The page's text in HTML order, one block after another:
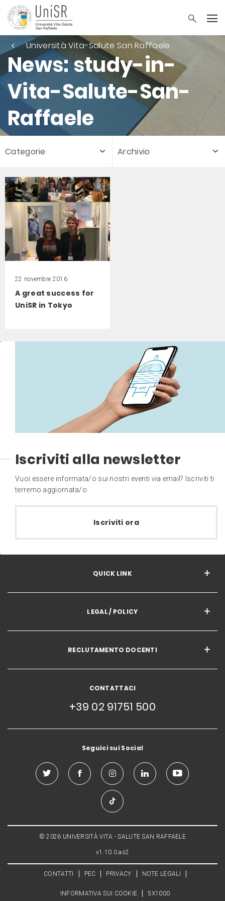
Università Vita-Salute San Raffaele
News: study-in-
Vita-Salute-San-
Raffaele
Categorie Archivio
22 novembre 2016
A great success for
UniSR in Tokyo
Iscriviti alla newsletter
Vuoi essere informata/o sui nostri eventi via email? Iscriviti ti
terremo aggiornata/o
Iscriviti ora
QUICK LINK
LEGAL / POLICY
RECLUTAMENTO DOCENTI
CONTATTACI
+39 02 91751 500
Seguici sui Social
© 2026 UNIVERSITÀ VITA - SALUTE SAN RAFFAELE
v1.10.0.as2
CONTATTI PEC PRIVACY NOTE LEGALI
INFORMATIVA SUI COOKIE 5X1000